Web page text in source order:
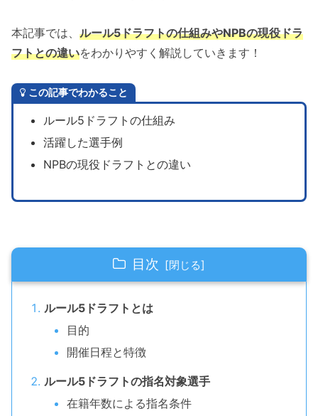
本記事では、 ルール5ドラフトの仕組みやNPBの現役ドラ
フトとの違いをわかりやすく解説していきます！
この記事でわかること
ルール5ドラフトの仕組み
活躍した選手例
NPBの現役ドラフトとの違い
目次
ルール5ドラフトとは
目的
開催日程と特徴
ルール5ドラフトの指名対象選手
在籍年数による指名条件